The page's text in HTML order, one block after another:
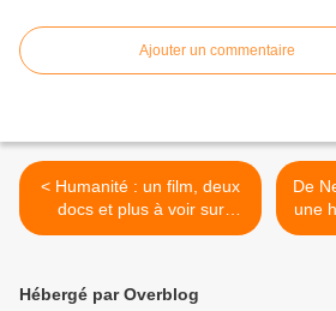
Ajouter un commentaire
< Humanité : un film, deux
docs et plus à voir sur
arte.tv
De
une
Hébergé par Overblog